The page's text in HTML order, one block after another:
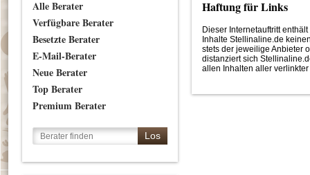
Alle Berater
Verfügbare Berater
Besetzte Berater
E-Mail-Berater
Neue Berater
Top Berater
Premium Berater
Haftung für Links
Dieser Internetauftritt
Inhalte Stellinaline.de
stets der jeweilige Anbieter
distanziert sich
allen Inhalten aller